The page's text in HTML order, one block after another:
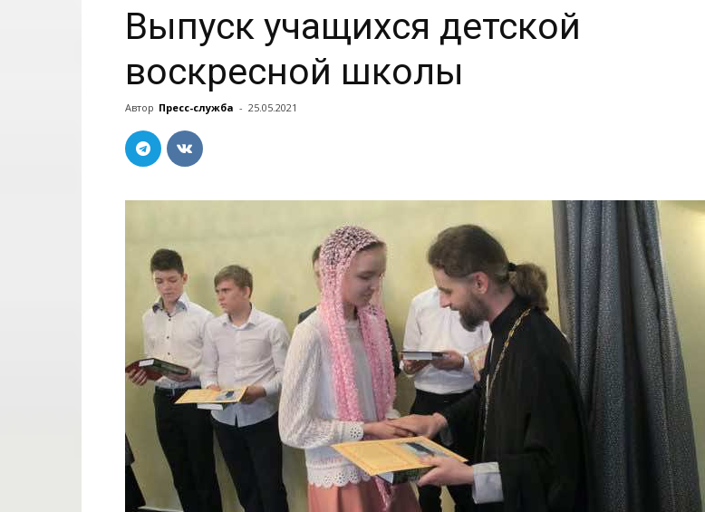
Кубанской
епархии
Выпуск учащихся детской
воскресной школы
Автор Пресс-служба - 25.05.2021